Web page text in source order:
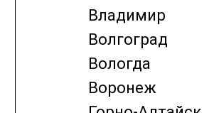
Горно-Алтайск
Грозный
Иваново
Ижевск